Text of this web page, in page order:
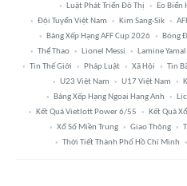
Luật Phát Triển Đô Thị
Eo Biển
Đội Tuyển Việt Nam
Kim Sang-Sik
Bảng Xếp Hạng AFF Cup 2026
Bóng
Thể Thao
Lionel Messi Lamine Yamal
Tin Thế Giới
Pháp Luật Xã Hội Tin
U23 Việt Nam
U17 Việt Nam
Bảng Xếp Hạng Ngoại Hạng Anh
Kết Quả Vietlott Power 6/55
Kết Quả
Xổ Số Miền Trung
Giao Thông
Thời Tiết Thành Phố Hồ Chí Minh